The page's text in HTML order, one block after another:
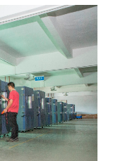
W40 ใน4
H30
D40
สแตนเลส 304
เหล็กกล้าหรือเหล็กกล้าไร้สนิมสำรอง (SUS304)
โฟมโพลียูรีเทนแข็ง + ใยแก้ว
1. ระบายความร้อนด้วยอากาศ (แบบระบายความร้
2. แบบแยกส่วน/ประเภทคาสเคด, คอมเพรสเซอร์
หน้าจอ LCD สีเป็นภาษาอังกฤษ/จีน การเขียนโปร
ไม่มีสวิตช์ลวดเชื่อม, คอมเพรสเซอร์ร้อนเกินไปแ
โอเวอร์โหลดโบลเวอร์, ตัวป้องกันเครื่องทำความ
หนึ่งหน้าต่างสังเกต, หนึ่งหลุมทดสอบ, ชั้นวางทดส
เคลื่อนที่สี่ล้อ, หนึ่งถังเก็บความชื้น, สายไฟ 2 เมตร,